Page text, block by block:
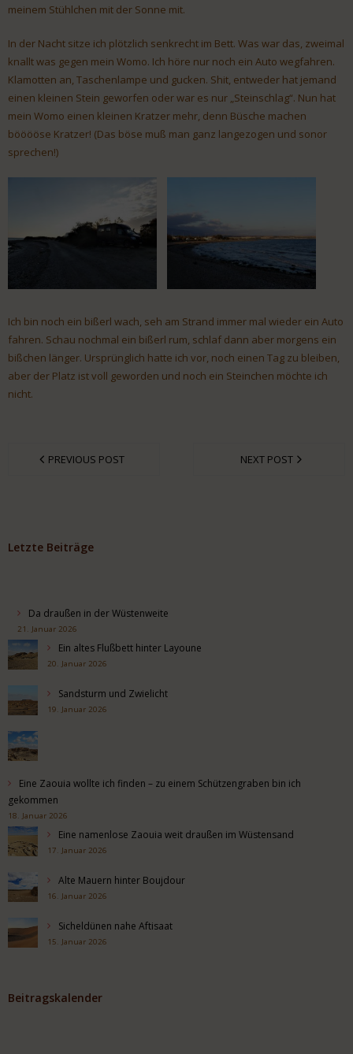
meinem Stühlchen mit der Sonne mit.
In der Nacht sitze ich plötzlich senkrecht im Bett. Was war das, zweimal
knallt was gegen mein Womo. Ich höre nur noch ein Auto wegfahren.
Klamotten an, Taschenlampe und gucken. Shit, entweder hat jemand
einen kleinen Stein geworfen oder war es nur „Steinschlag“. Nun hat
mein Womo einen kleinen Kratzer mehr, denn Büsche machen
bööööse Kratzer! (Das böse muß man ganz langezogen und sonor
sprechen!)
Ich bin noch ein bißerl wach, seh am Strand immer mal wieder ein Auto
fahren. Schau nochmal ein bißerl rum, schlaf dann aber morgens ein
bißchen länger. Ursprünglich hatte ich vor, noch einen Tag zu bleiben,
aber der Platz ist voll geworden und noch ein Steinchen möchte ich
nicht.
PREVIOUS POST NEXT POST
Letzte Beiträge
Da draußen in der Wüstenweite
21. Januar 2026
Ein altes Flußbett hinter Layoune
20. Januar 2026
Sandsturm und Zwielicht
19. Januar 2026
Eine Zaouia wollte ich finden – zu einem Schützengraben bin ich
gekommen
18. Januar 2026
Eine namenlose Zaouia weit draußen im Wüstensand
17. Januar 2026
Alte Mauern hinter Boujdour
16. Januar 2026
Sicheldünen nahe Aftisaat
15. Januar 2026
Beitragskalender